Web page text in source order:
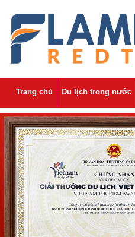
Trang chủ Du lịch trong nước